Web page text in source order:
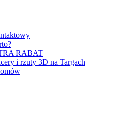
RABAT
i rzuty 3D na Targach